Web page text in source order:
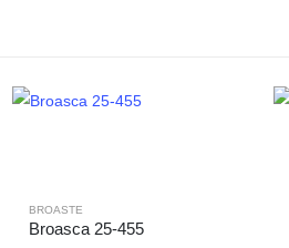
BROASTE
Broasca 25-455